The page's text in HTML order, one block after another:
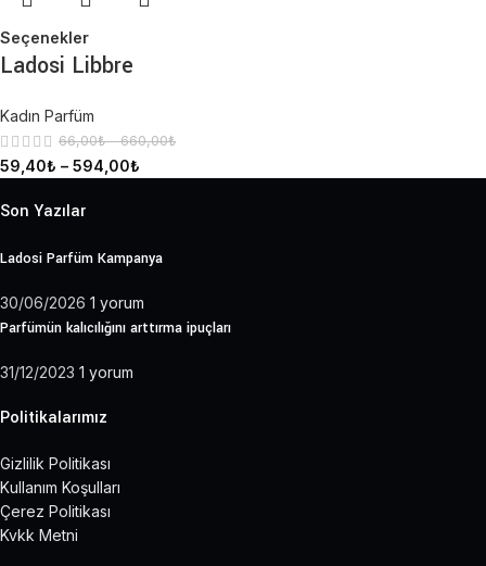
Seçenekler
Ladosi Libbre
Kadın Parfüm
66,00₺ –660,00₺
59,40₺ – 594,00₺
Son Yazılar
Ladosi Parfüm Kampanya
30/06/2026 1 yorum
Parfümün kalıcılığını arttırma ipuçları
31/12/2023 1 yorum
Politikalarımız
Gizlilik Politikası
Kullanım Koşulları
Çerez Politikası
Kvkk Metni